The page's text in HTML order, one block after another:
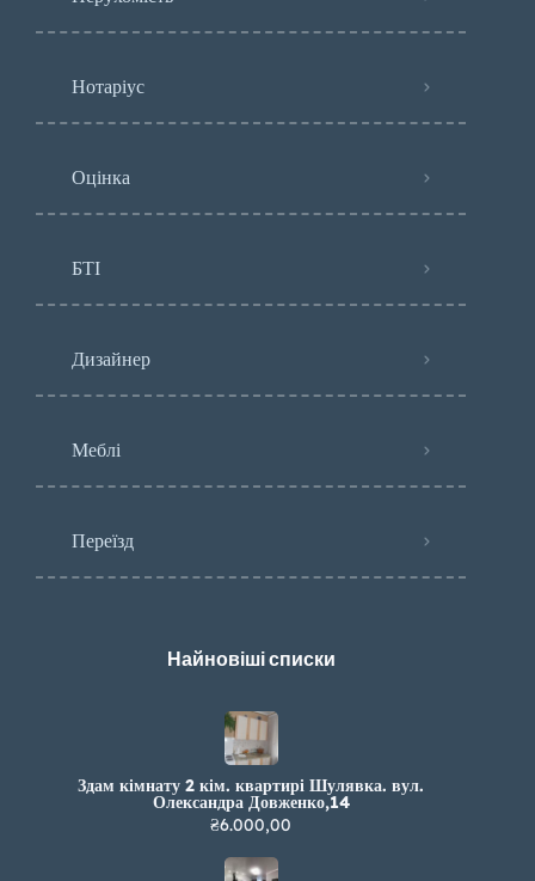
Нотаріус
Оцінка
БТІ
Дизайнер
Меблі
Переїзд
Найновіші списки
Здам кімнату 2 кім. квартирі Шулявка. вул.
Олександра Довженко,14
₴6.000,00